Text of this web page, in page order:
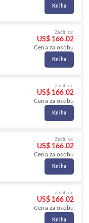
Kniha
Začít od
US$ 166.02
Cena za osobu
Kniha
Začít od
US$ 166.02
Cena za osobu
Kniha
Začít od
US$ 166.02
Cena za osobu
Kniha
Začít od
US$ 166.02
Cena za osobu
Kniha